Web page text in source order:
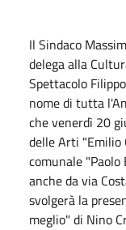
Il Sindaco
delega alla
Spettacolo
nome di tutta
che venerdì 20
delle Arti "Emilio
comunale
anche da via
svolgerà la
meglio" di Nino